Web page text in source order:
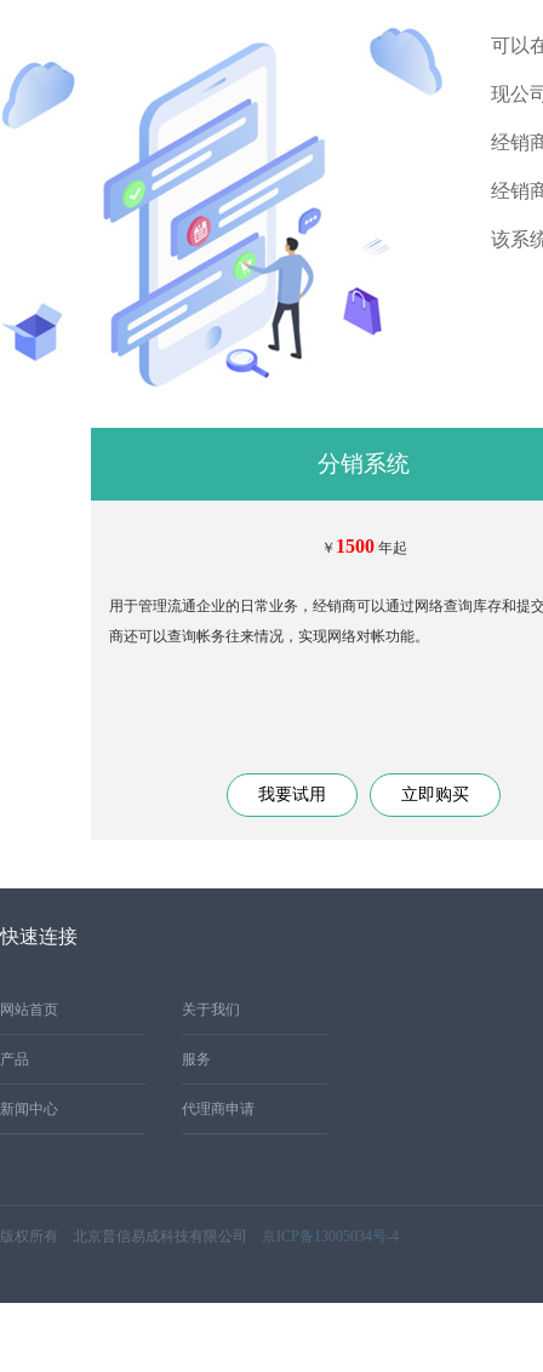
可以
现公
经销
经销
该系
分销系统
￥ 1500/ 年起
用于管理流通企业的日常业务，经销商可以通过网络查询库存和提
商还可以查询帐务往来情况，实现网络对帐功能。
快速连接
网站首页 关于我们
产品 服务
新闻中心 代理商申请
版权所有 北京普信易成科技有限公司 京ICP备13005034号-4